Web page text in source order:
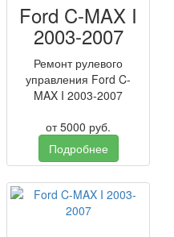
Ford C-MAX I
2003-2007
Ремонт рулевого
управления Ford C-
MAX I 2003-2007
от5000 руб.
Подробнее